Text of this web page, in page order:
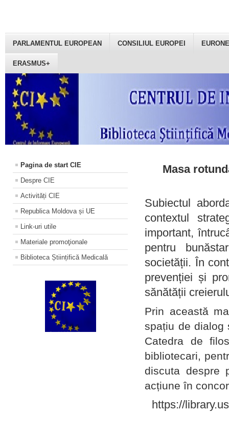
PARLAMENTUL EUROPEAN CONSILIUL EUROPEI
ERASMUS+
Pagina de start CIE
Despre CIE
Activități CIE
Republica Moldova și UE
Link-uri utile
Materiale promoţionale
Biblioteca Științifică Medicală
Masa
Subiectul
contextul
important,
pentru
societății. În
prevenției și
sănătății
Prin această
spațiu de dialog
Catedra de
bibliotecari,
discuta despre
acțiune în
https://